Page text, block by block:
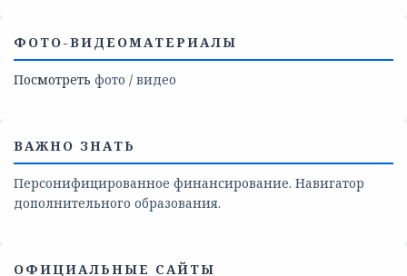
ФОТО-ВИДЕОМАТЕРИАЛЫ
Посмотреть фото / видео
ВАЖНО ЗНАТЬ
Персонифицированное финансирование. Навигатор
дополнительного образования.
ОФИЦИАЛЬНЫЕ САЙТЫ